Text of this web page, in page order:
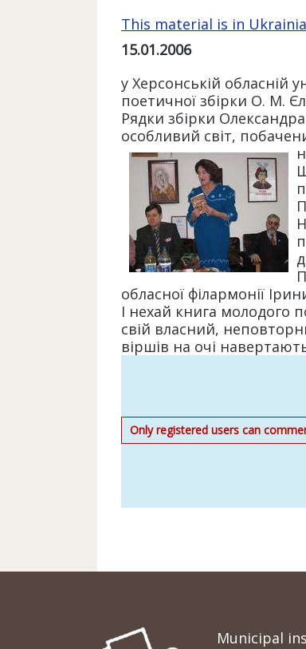
This material is in
15.01.2006
у Херсонській обласній
поетичної збірки О. М.
Рядки збірки
особливий світ,
обласної філармонії
І нехай книга молодого
свій власний,
віршів на очі
Only registered users can
Municipal